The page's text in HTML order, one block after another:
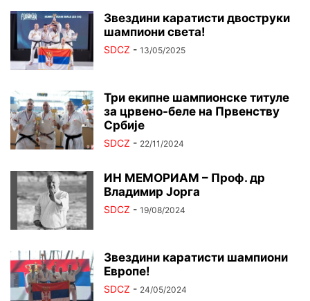
Звездини каратисти двоструки
шампиони света!
SDCZ - 13/05/2025
Три екипне шампионске титуле
за црвено-беле на Првенству
Србије
SDCZ - 22/11/2024
ИН МЕМОРИАМ – Проф. др
Владимир Јорга
SDCZ - 19/08/2024
Звездини каратисти шампиони
Европе!
SDCZ - 24/05/2024